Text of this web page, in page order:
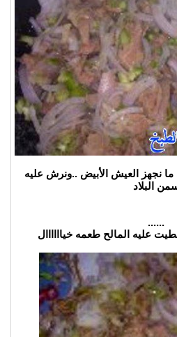
ما نجهز العيش الأبيض ..ونرش عليه
البلاد
......
عليه المالح طعمه خياااااال